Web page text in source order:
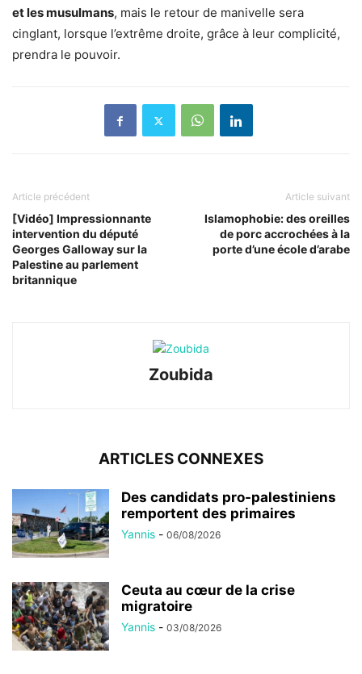
et les musulmans, mais le retour de manivelle sera
cinglant, lorsque l’extrême droite, grâce à leur complicité,
prendra le pouvoir.
Article précédent
[Vidéo] Impressionnante
intervention du député
Georges Galloway sur la
Palestine au parlement
britannique
Article suivant
Islamophobie: des oreilles
de porc accrochées à la
porte d’une école d’arabe
Zoubida
ARTICLES CONNEXES
Des candidats pro-palestiniens
remportent des primaires
Yannis - 06/08/2026
Ceuta au cœur de la crise
migratoire
Yannis - 03/08/2026